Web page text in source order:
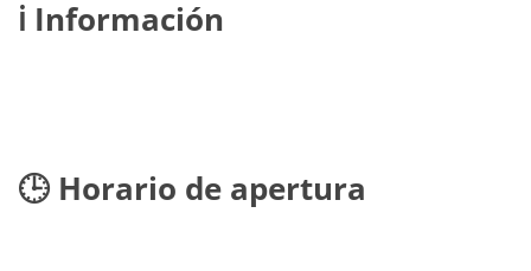
ℹ️ Información
🕒 Horario de apertura